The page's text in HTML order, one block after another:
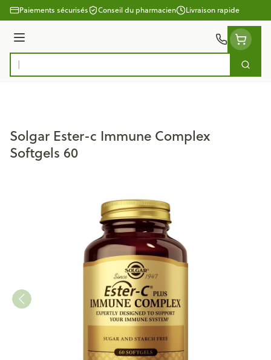
Aller au contenu
Paiements sécurisés Conseil du pharmacien Livraison rapide
Menu
Rechercher
Solgar Ester-c Immune Complex
Softgels 60